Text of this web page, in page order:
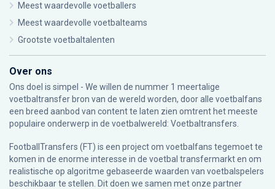
Meest waardevolle voetballers
Meest waardevolle voetbalteams
Grootste voetbaltalenten
Over ons
Ons doel is simpel - We willen de nummer 1 meertalige
voetbaltransfer bron van de wereld worden, door alle voetbalfans
een breed aanbod van content te laten zien omtrent het meeste
populaire onderwerp in de voetbalwereld: Voetbaltransfers.
FootballTransfers (FT) is een project om voetbalfans tegemoet te
komen in de enorme interesse in de voetbal transfermarkt en om
realistische op algoritme gebaseerde waarden van voetbalspelers
beschikbaar te stellen. Dit doen we samen met onze partner